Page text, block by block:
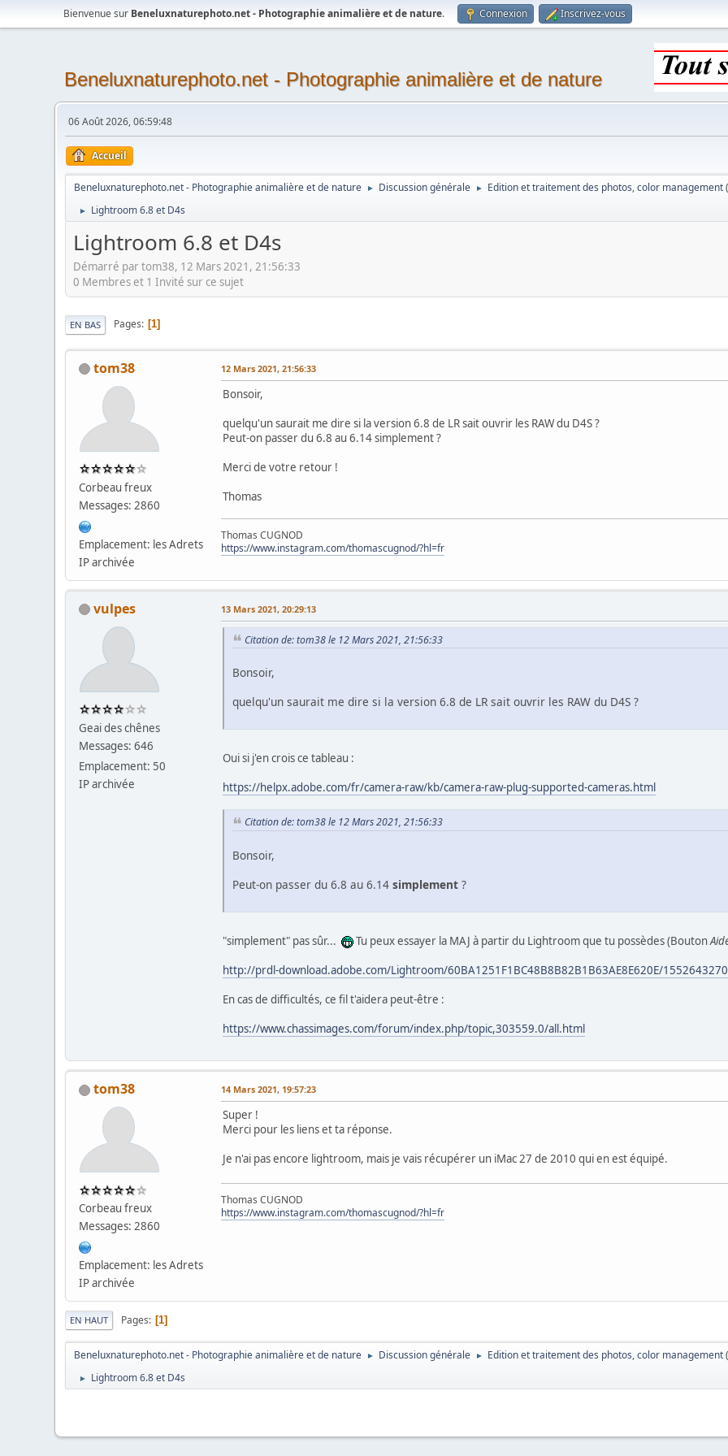
Bienvenue sur Beneluxnaturephoto.net - Photographie animalière et de nature. Connexion Inscrivez-vous
Beneluxnaturephoto.net - Photographie animalière et de nature
06 Août 2026, 06:59:48
Accueil
Beneluxnaturephoto.net - Photographie animalière et de nature ► Discussion générale ► Edition et traitement des photos, color management
► Lightroom 6.8 et D4s
Lightroom 6.8 et D4s
Démarré par tom38, 12 Mars 2021, 21:56:33
0 Membres et 1 Invité sur ce sujet
EN BAS Pages 1
tom38
Corbeau freux
Messages: 2860
Emplacement: les Adrets
IP archivée
12 Mars 2021, 21:56:33
Bonsoir,
quelqu'un saurait me dire si la version 6.8 de LR sait ouvrir les RAW du D4S ?
Peut-on passer du 6.8 au 6.14 simplement ?
Merci de votre retour !
Thomas
Thomas CUGNOD
https://www.instagram.com/thomascugnod/?hl=fr
vulpes
Geai des chênes
Messages: 646
Emplacement: 50
IP archivée
13 Mars 2021, 20:29:13
Citation de: tom38 le 12 Mars 2021, 21:56:33
Bonsoir,
quelqu'un saurait me dire si la version 6.8 de LR sait ouvrir les RAW du D4S ?
Oui si j'en crois ce tableau :
https://helpx.adobe.com/fr/camera-raw/kb/camera-raw-plug-supported-cameras.html
Citation de: tom38 le 12 Mars 2021, 21:56:33
Bonsoir,
Peut-on passer du 6.8 au 6.14simplement?
"simplement" pas sûr... Tu peux essayer la MAJ à partir du Lightroom que tu possèdes (Bouton
http://prdl-download.adobe.com/Lightroom/60BA1251F1BC48B8B82B1B63AE8E620E/
En cas de difficultés, ce fil t'aidera peut-être :
https://www.chassimages.com/forum/index.php/topic,303559.0/all.html
tom38
Corbeau freux
Messages: 2860
Emplacement: les Adrets
IP archivée
14 Mars 2021, 19:57:23
Super !
Merci pour les liens et ta réponse.
Je n'ai pas encore lightroom, mais je vais récupérer un iMac 27 de 2010 qui en est équipé.
Thomas CUGNOD
https://www.instagram.com/thomascugnod/?hl=fr
EN HAUT Pages 1
Beneluxnaturephoto.net - Photographie animalière et de nature ► Discussion générale ► Edition et traitement des photos, color management
► Lightroom 6.8 et D4s